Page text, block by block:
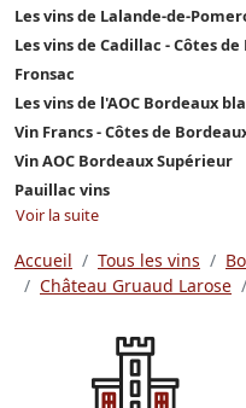
Les vins de Lalande-de-
Les vins de Cadillac - Côtes
Fronsac
Les vins de l'AOC Bordeaux
Vin Francs - Côtes de
Vin AOC Bordeaux Supérieur
Pauillac vins
Voir la suite
Accueil Tous les vins
Château Gruaud Larose